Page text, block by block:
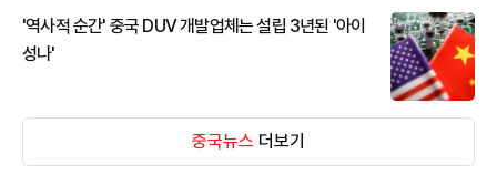
'역사적 순간' 중국 DUV 개발업체는 설립 3년된 '아이
성나'
중국뉴스 더보기